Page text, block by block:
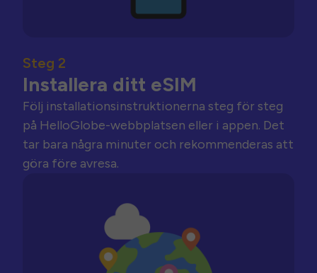
Steg 2
Installera ditt eSIM
Följ installationsinstruktionerna steg för steg
på HelloGlobe-webbplatsen eller i appen. Det
tar bara några minuter och rekommenderas att
göra före avresa.